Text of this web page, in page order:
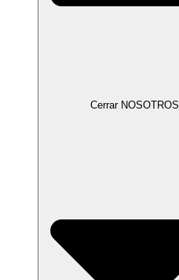
Cerrar NOSOTROS